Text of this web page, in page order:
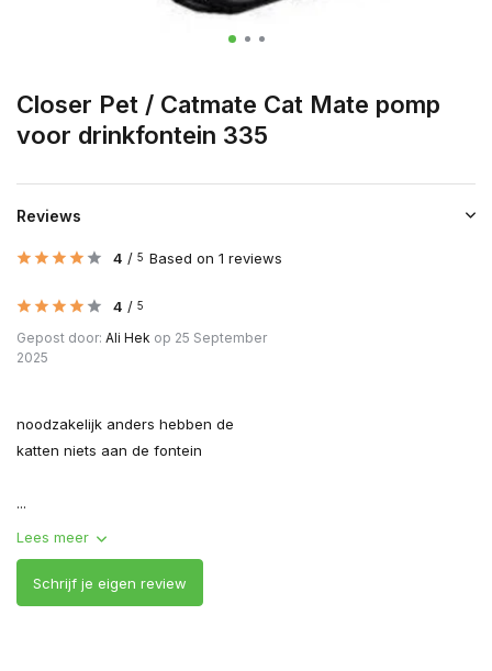
Closer Pet / Catmate Cat Mate pomp
voor drinkfontein 335
Reviews
4 / 5 Based on 1 reviews
4 / 5
Gepost door: Ali Hek op 25 September
2025
noodzakelijk anders hebben de
katten niets aan de fontein
...
Lees meer
Schrijf je eigen review